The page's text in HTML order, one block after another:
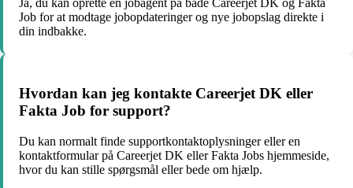
Ja, du kan oprette en jobagent på både Careerjet DK og Fakta
Job for at modtage jobopdateringer og nye jobopslag direkte i
din indbakke.
Hvordan kan jeg kontakte Careerjet DK eller
Fakta Job for support?
Du kan normalt finde supportkontaktoplysninger eller en
kontaktformular på Careerjet DK eller Fakta Jobs hjemmeside,
hvor du kan stille spørgsmål eller bede om hjælp.